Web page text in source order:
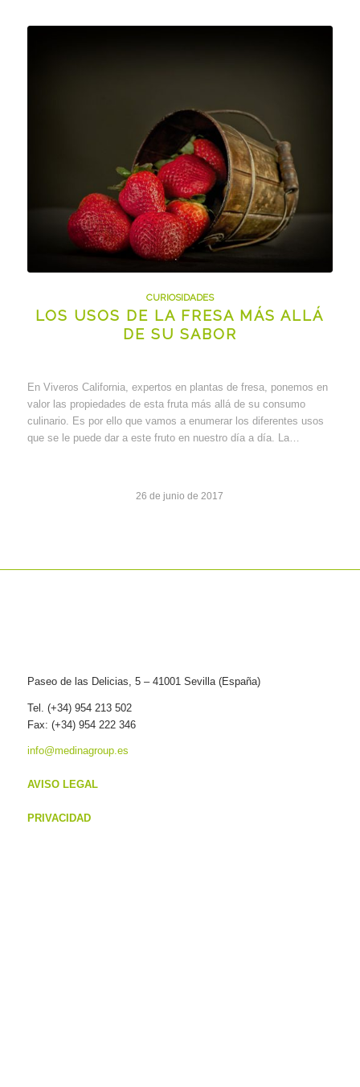
CURIOSIDADES
LOS USOS DE LA FRESA MÁS ALLÁ
DE SU SABOR
En Viveros California, expertos en plantas de fresa, ponemos en
valor las propiedades de esta fruta más allá de su consumo
culinario. Es por ello que vamos a enumerar los diferentes usos
que se le puede dar a este fruto en nuestro día a día. La…
26 de junio de 2017
Paseo de las Delicias, 5 – 41001 Sevilla (España)
Tel. (+34) 954 213 502
Fax: (+34) 954 222 346
info@medinagroup.es
AVISO LEGAL
PRIVACIDAD